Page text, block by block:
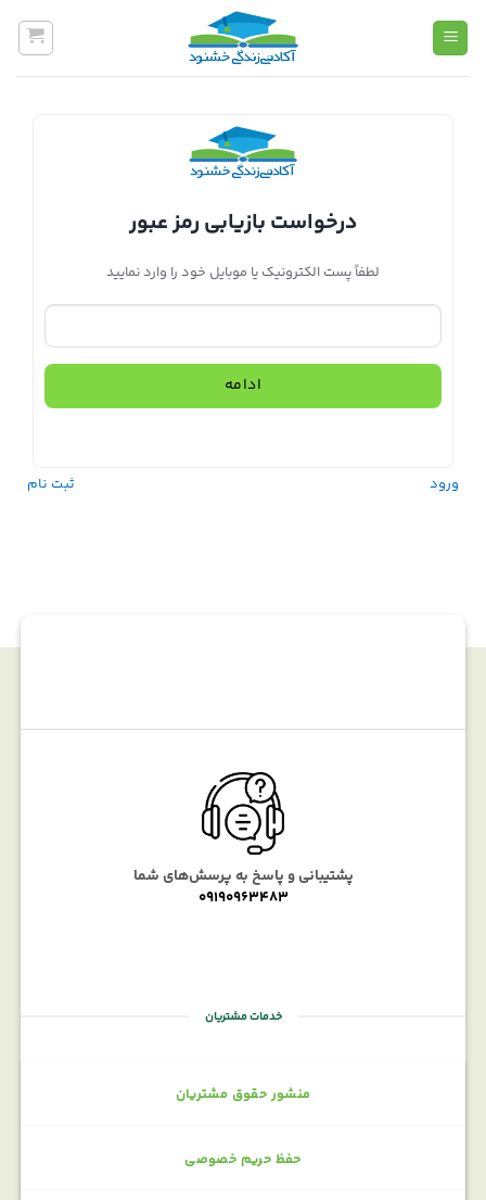
درخواست بازیابی رمز عبور
لطفاً پست الکترونیک یا موبایل خود را وارد نمایید
ادامه
ورود ثبت نام
پشتیبانی و پاسخ به پرسش‌های شما
09190963483
خدمات مشتریان
منشور حقوق مشتریان
حفظ حریم خصوصی